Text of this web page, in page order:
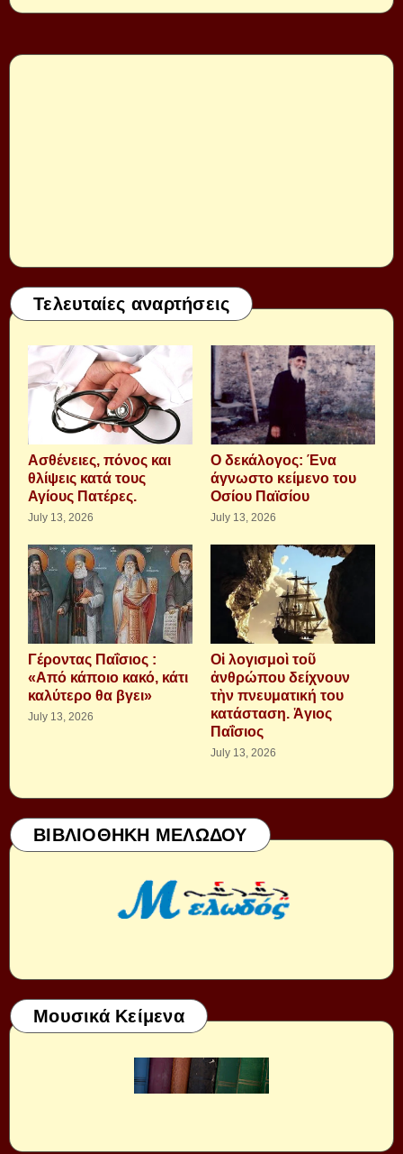
Τελευταίες αναρτήσεις
Aσθένειες, πόνος και
θλίψεις κατά τους
Αγίους Πατέρες.
July 13, 2026
Ο δεκάλογος: Ένα
άγνωστο κείμενο του
Οσίου Παϊσίου
July 13, 2026
Γέροντας Παΐσιος :
«Από κάποιο κακό, κάτι
καλύτερο θα βγει»
July 13, 2026
Οἱ λογισμοὶ τοῦ
ἀνθρώπου δείχνουν
τὴν πνευματική του
κατάσταση. Ἁγιος
Παΐσιος
July 13, 2026
ΒΙΒΛΙΟΘΗΚΗ ΜΕΛΩΔΟΥ
Μουσικά Κείμενα